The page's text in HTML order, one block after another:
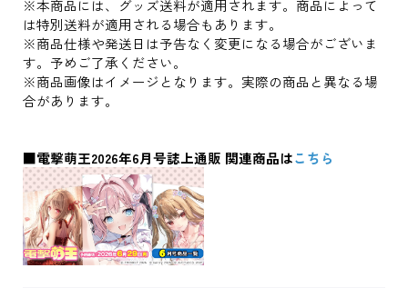
※本商品には、グッズ送料が適用されます。商品によって
は特別送料が適用される場合もあります。
※商品仕様や発送日は予告なく変更になる場合がございま
す。予めご了承ください。
※商品画像はイメージとなります。実際の商品と異なる場
合があります。
■電撃萌王2026年6月号誌上通販 関連商品はこちら